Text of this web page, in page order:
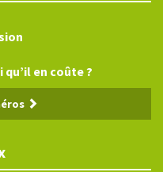
en coûte ?